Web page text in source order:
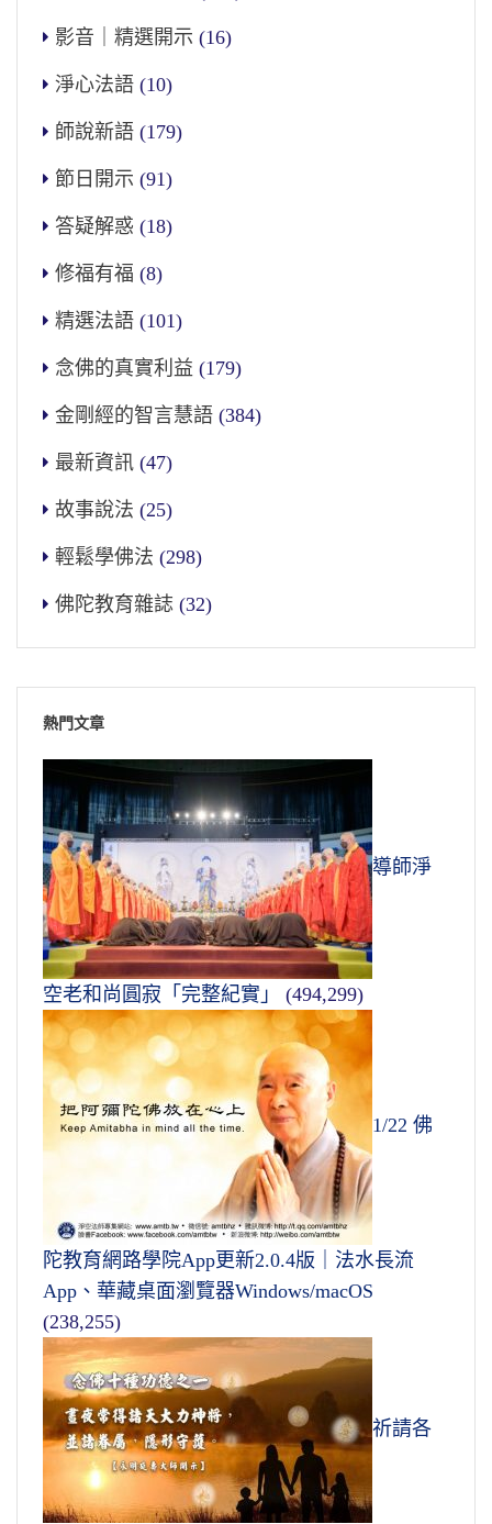
影音｜精選開示 (16)
淨心法語 (10)
師說新語 (179)
節日開示 (91)
答疑解惑 (18)
修福有福 (8)
精選法語 (101)
念佛的真實利益 (179)
金剛經的智言慧語 (384)
最新資訊 (47)
故事說法 (25)
輕鬆學佛法 (298)
佛陀教育雜誌 (32)
熱門文章
導師淨
空老和尚圓寂「完整紀實」 (494,299)
1/22 佛
陀教育網路學院App更新2.0.4版｜法水長流
App、華藏桌面瀏覽器Windows/macOS
(238,255)
祈請各